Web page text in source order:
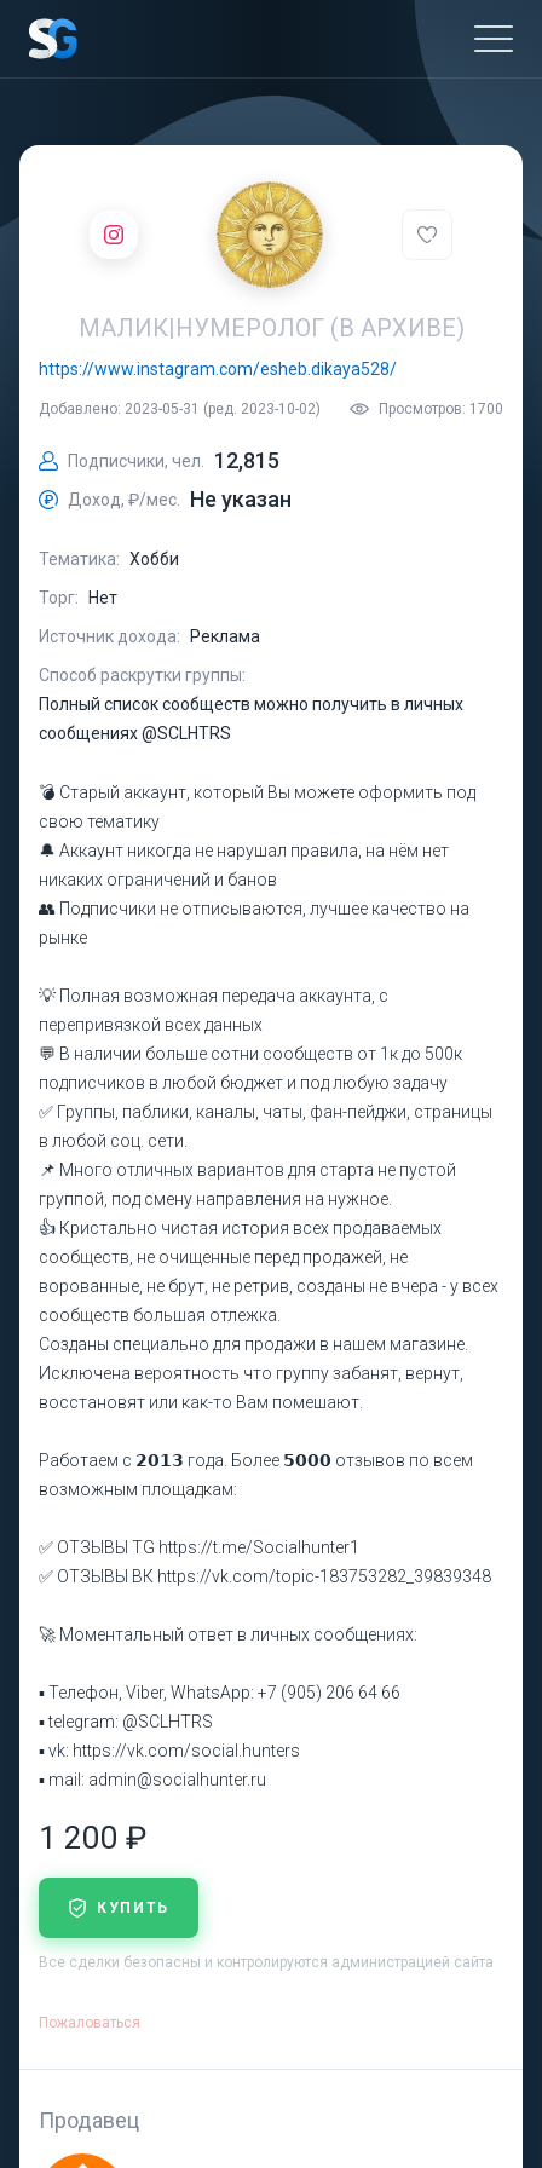
МАЛИК|НУМЕРОЛОГ (В АРХИВЕ)
https://www.instagram.com/esheb.dikaya528/
Добавлено: 2023-05-31 (ред. 2023-10-02) Просмотров: 1700
Подписчики, чел. 12,815
Доход, ₽/мес. Не указан
Тематика: Хобби
Торг:
Нет
Источник дохода:
Реклама
Способ раскрутки группы:
Полный список сообществ можно получить в личных
сообщениях @SCLHTRS
💣 Старый аккаунт, который Вы можете оформить под
свою тематику
🔔 Аккаунт никогда не нарушал правила, на нём нет
никаких ограничений и банов
👥 Подписчики не отписываются, лучшее качество на
рынке
💡 Полная возможная передача аккаунта, с
перепривязкой всех данных
💬 В наличии больше сотни сообществ от 1к до 500к
подписчиков в любой бюджет и под любую задачу
✅ Группы, паблики, каналы, чаты, фан-пейджи, страницы
в любой соц. сети.
📌 Много отличных вариантов для старта не пустой
группой, под смену направления на нужное.
👍 Кристально чистая история всех продаваемых
сообществ, не очищенные перед продажей, не
ворованные, не брут, не ретрив, созданы не вчера - у всех
сообществ большая отлежка.
Созданы специально для продажи в нашем магазине.
Исключена вероятность что группу забанят, вернут,
восстановят или как-то Вам помешают.
Работаем с 𝟮𝟬𝟭𝟯 года. Более 𝟱𝟬𝟬𝟬 отзывов по всем
возможным площадкам:
✅ ОТЗЫВЫ TG https://t.me/Socialhunter1
✅ ОТЗЫВЫ ВК https://vk.com/topic-183753282_39839348
🚀 Моментальный ответ в личных сообщениях:
▪ Телефон, Viber, WhatsApp: +7 (905) 206 64 66
▪ telegram: @SCLHTRS
▪ vk: https://vk.com/social.hunters
▪ mail: admin@socialhunter.ru
1 200 ₽
КУПИТЬ
Все сделки безопасны и контролируются администрацией сайта
Пожаловаться
Продавец